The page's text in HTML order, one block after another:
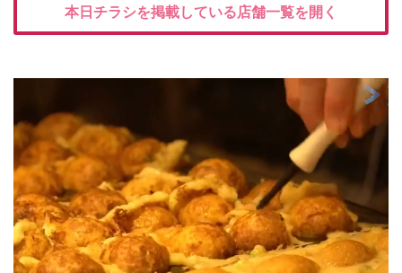
本日チラシを掲載している店舗一覧を開く